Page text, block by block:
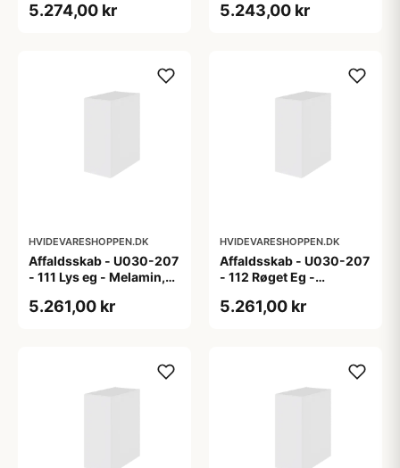
5.274,00 kr 5.243,00 kr
HVIDEVARESHOPPEN.DK
Affaldsskab - U030-207
- 111 Lys eg - Melamin,
5.261,00 kr
HVIDEVARESHOPPEN.DK
Affaldsskab - U030-207
- 112 Røget Eg -
5.261,00 kr